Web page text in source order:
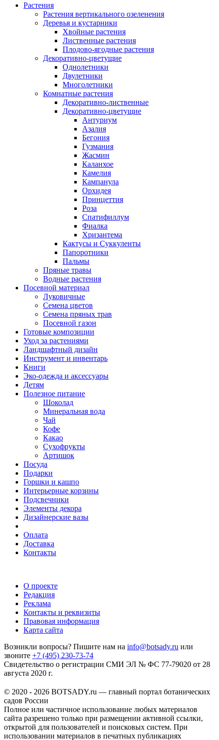
Растения
Растения вертикального озеленения
Деревья и кустарники
Хвойные растения
Лиственные растения
Плодово-ягодные растения
Декоративно-цветущие
Однолетники
Двулетники
Многолетники
Комнатные растения
Декоративно-лиственные
Декоративно-цветущие
Антуриум
Азалия
Бегония
Гузмания
Жасмин
Каланхое
Камелия
Кампанула
Орхидея
Принцеттия
Роза
Спатифиллум
Фиалка
Хризантема
Кактусы и Суккуленты
Папоротники
Пальмы
Пряные травы
Водные растения
Посевной материал
Луковичные
Семена цветов
Семена пряных трав
Посевной газон
Готовые композиции
Уход за растениями
Ландшафтный дизайн
Инструмент и инвентарь
Книги
Эко-одежда и аксессуары
Детям
Полезное питание
Шоколад
Минеральная вода
Чай
Кофе
Какао
Сухофрукты
Артишок
Посуда
Подарки
Горшки и кашпо
Интерьерные корзины
Подсвечники
Элементы декора
Дизайнерские вазы
Оплата
Доставка
Контакты
О проекте
Редакция
Реклама
Контакты и реквизиты
Правовая информация
Карта сайта
Возникли вопросы? Пишите нам на info@botsady.ru или
звоните +7 (495) 230-73-74
Свидетельство о регистрации СМИ ЭЛ № ФС 77-79020 от 28
августа 2020 г.
© 2020 - 2026 BOTSADY.ru — главный портал ботанических
садов России
Полное или частичное использование любых материалов
сайта разрешено только при размещении активной ссылки,
открытой для пользователей и поисковых систем. При
использовании материалов в печатных публикациях